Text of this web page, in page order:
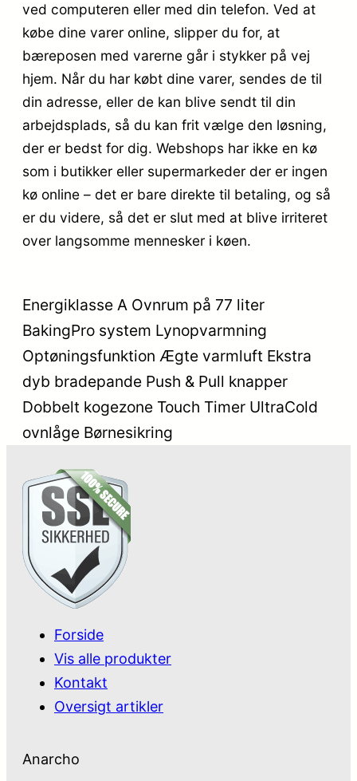
ved computeren eller med din telefon. Ved at
købe dine varer online, slipper du for, at
bæreposen med varerne går i stykker på vej
hjem. Når du har købt dine varer, sendes de til
din adresse, eller de kan blive sendt til din
arbejdsplads, så du kan frit vælge den løsning,
der er bedst for dig. Webshops har ikke en kø
som i butikker eller supermarkeder der er ingen
kø online – det er bare direkte til betaling, og så
er du videre, så det er slut med at blive irriteret
over langsomme mennesker i køen.
Energiklasse A Ovnrum på 77 liter
BakingPro system Lynopvarmning
Optøningsfunktion Ægte varmluft Ekstra
dyb bradepande Push & Pull knapper
Dobbelt kogezone Touch Timer UltraCold
ovnlåge Børnesikring
Forside
Vis alle produkter
Kontakt
Oversigt artikler
Anarcho